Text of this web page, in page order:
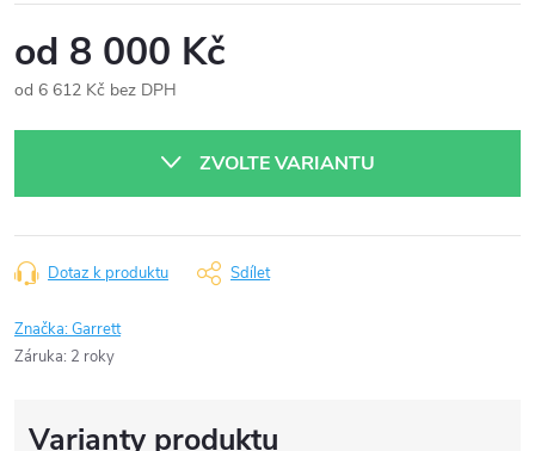
od 8 000 Kč
od 6 612 Kč bez DPH
ZVOLTE VARIANTU
Dotaz k produktu Sdílet
Značka:Garrett
Záruka: 2 roky